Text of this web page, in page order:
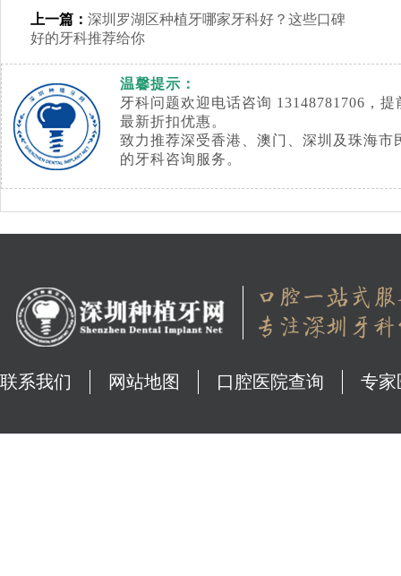
上一篇： 深圳罗湖区种植牙哪家牙科好？这些口碑
好的牙科推荐给你
温馨提示：
牙科问题欢迎电话咨询 13148781706，
最新折扣优惠。
致力推荐深受香港、澳门、深圳及珠海
的牙科咨询服务。
联系我们 网站地图 口腔医院查询 专家